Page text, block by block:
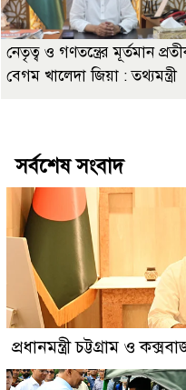
নেতৃত্ব ও গণতন্ত্রের মূর্তমান
বেগম খালেদা জিয়া : তথ্যমন্ত্রী
সর্বশেষ সংবাদ
প্রধানমন্ত্রী চট্টগ্রাম ও